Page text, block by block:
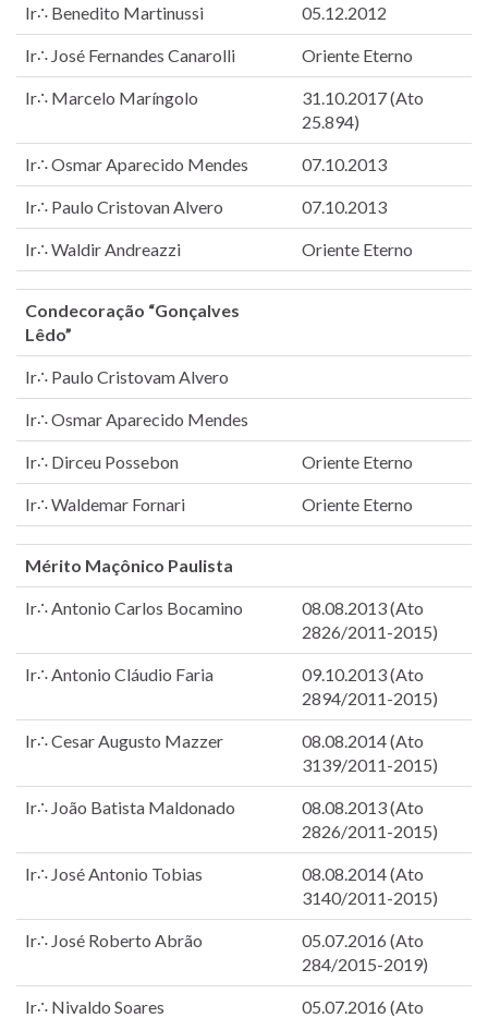
Ir∴ Benedito Martinussi 05.12.2012
Ir∴ José Fernandes Canarolli Oriente Eterno
Ir∴ Marcelo Maríngolo
31.10.2017 (Ato
25.894)
Ir∴ Osmar Aparecido Mendes 07.10.2013
Ir∴ Paulo Cristovan Alvero 07.10.2013
Ir∴ Waldir Andreazzi Oriente Eterno
Condecoração “Gonçalves
Lêdo”
Ir∴ Paulo Cristovam Alvero
Ir∴ Osmar Aparecido Mendes
Ir∴ Dirceu Possebon Oriente Eterno
Ir∴ Waldemar Fornari Oriente Eterno
Mérito Maçônico Paulista
Ir∴ Antonio Carlos Bocamino
08.08.2013 (Ato
2826/2011-2015)
Ir∴ Antonio Cláudio Faria
09.10.2013 (Ato
2894/2011-2015)
Ir∴ Cesar Augusto Mazzer
08.08.2014 (Ato
3139/2011-2015)
Ir∴ João Batista Maldonado
08.08.2013 (Ato
2826/2011-2015)
Ir∴ José Antonio Tobias
08.08.2014 (Ato
3140/2011-2015)
Ir∴ José Roberto Abrão
05.07.2016 (Ato
284/2015-2019)
Ir∴ Nivaldo Soares 05.07.2016 (Ato